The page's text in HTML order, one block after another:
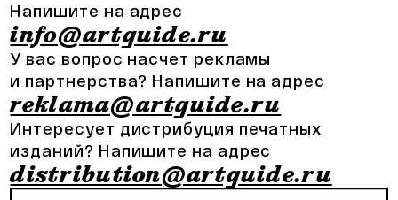
Напишите на адрес
info@artguide.ru
У вас вопрос насчет рекламы
и партнерства? Напишите на адрес
reklama@artguide.ru
Интересует дистрибуция печатных
изданий? Напишите на адрес
distribution@artguide.ru